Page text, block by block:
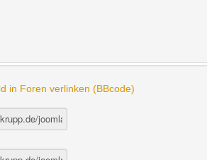
in Foren verlinken (BBcode)